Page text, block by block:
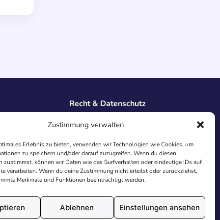
Zustimmung verwalten
Erlebnis zu bieten, verwenden wir Technologien wie Cookies, um
zu speichern und/oder darauf zuzugreifen. Wenn du diesen
zustimmst, können wir Daten wie das Surfverhalten oder eindeutige IDs auf
verarbeiten. Wenn du deine Zustimmung nicht erteilst oder zurückziehst,
Merkmale und Funktionen beeinträchtigt werden.
Ablehnen Einstellungen ansehen
Recht & Datenschutz
Datenschutz
AGB
Cookies